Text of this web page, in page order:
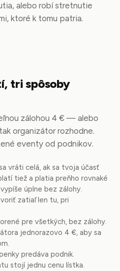
alebo robí stretnutie
ktoré k tomu patria.
tri spôsoby
zálohou 4 € — alebo
organizátor rozhodne.
eventy od podnikov.
vráti celá, ak sa tvoja účasť
tiež a platia preňho rovnaké
úplne bez zálohy.
zatiaľ len tu, pri
pre všetkých, bez zálohy.
jednorazovo 4 €, aby sa
predáva podnik.
stojí jednu cenu lístka.